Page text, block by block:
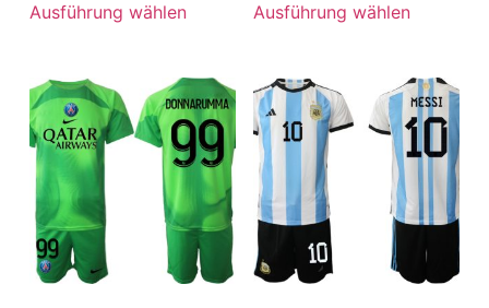
Ausführung wählen Ausführung wählen